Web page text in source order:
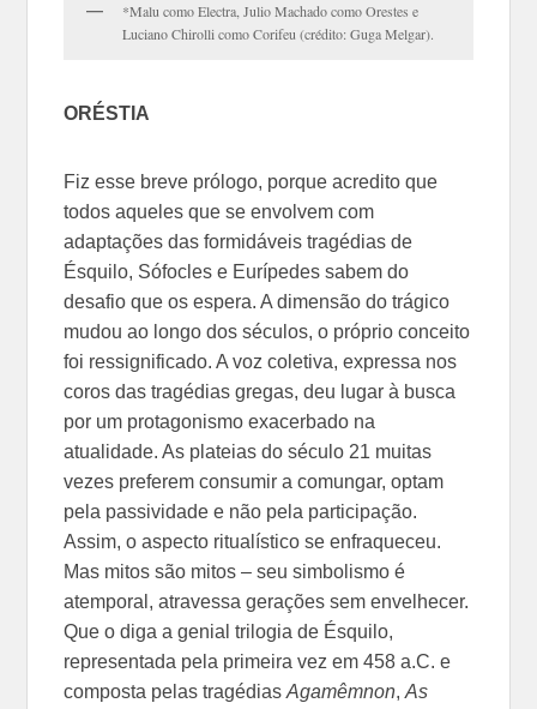
*Malu como Electra, Julio Machado como Orestes e
Luciano Chirolli como Corifeu (crédito: Guga Melgar).
ORÉSTIA
Fiz esse breve prólogo, porque acredito que
todos aqueles que se envolvem com
adaptações das formidáveis tragédias de
Ésquilo, Sófocles e Eurípedes sabem do
desafio que os espera. A dimensão do trágico
mudou ao longo dos séculos, o próprio conceito
foi ressignificado. A voz coletiva, expressa nos
coros das tragédias gregas, deu lugar à busca
por um protagonismo exacerbado na
atualidade. As plateias do século 21 muitas
vezes preferem consumir a comungar, optam
pela passividade e não pela participação.
Assim, o aspecto ritualístico se enfraqueceu.
Mas mitos são mitos – seu simbolismo é
atemporal, atravessa gerações sem envelhecer.
Que o diga a genial trilogia de Ésquilo,
representada pela primeira vez em 458 a.C. e
composta pelas tragédiasAgamêmnon,As